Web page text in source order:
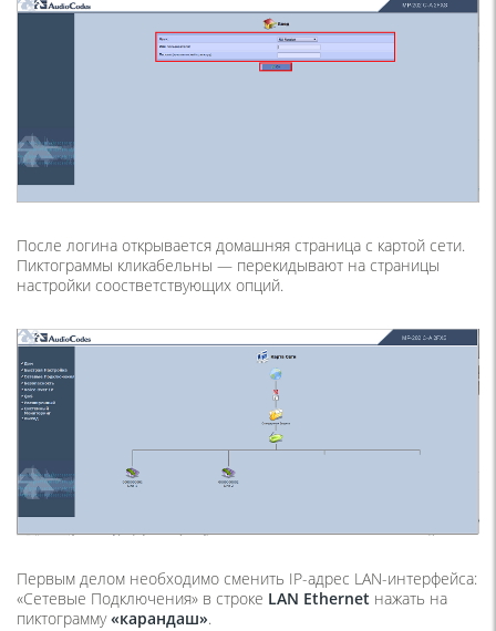
После логина открывается домашняя страница с картой сети.
Пиктограммы кликабельны — перекидывают на страницы
настройки соостветствующих опций.
Первым делом необходимо сменить IP-адрес LAN-интерфейса:
«Сетевые Подключения» в строке LAN Ethernet нажать на
пиктограмму«карандаш».